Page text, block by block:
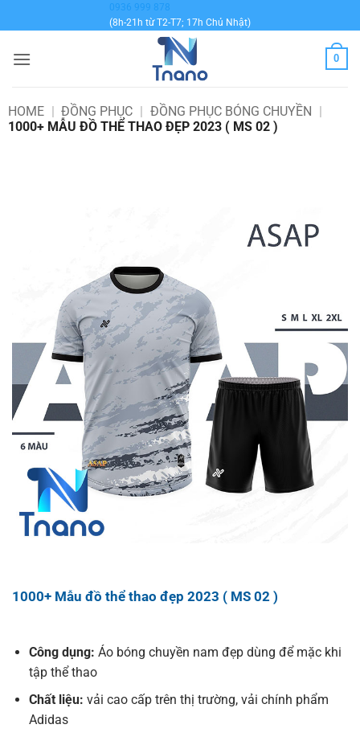
qua
dung
0936 999 878
(8h-21h từ T2-T7; 17h Chủ Nhật)
0
HOME | ĐỒNG PHỤC | ĐỒNG PHỤC BÓNG CHUYỀN |
1000+ MẪU ĐỒ THỂ THAO ĐẸP 2023 ( MS 02 )
1000+ Mẫu đồ thể thao đẹp 2023 ( MS 02 )
Công dụng: Áo bóng chuyền nam đẹp dùng để mặc khi
tập thể thao
Chất liệu: vải cao cấp trên thị trường, vải chính phẩm
Adidas